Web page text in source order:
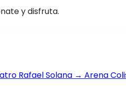
y disfruta.
Rafael Solana → Arena